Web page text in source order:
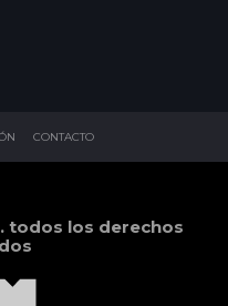
CONTACTO
todos los derechos